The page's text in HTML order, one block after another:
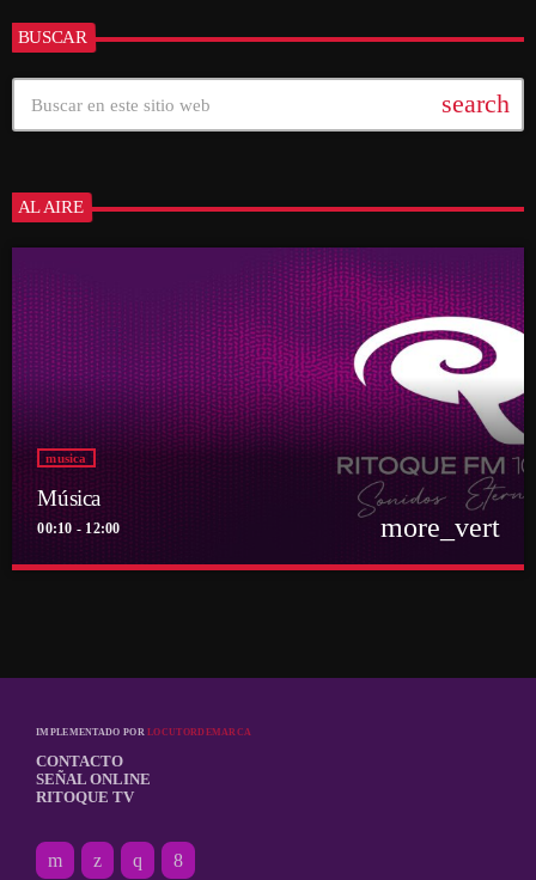
BUSCAR
search
AL AIRE
musica
Música
00:10 - 12:00 more_vert
Música
IMPLEMENTADO PORLOCUTORDEMARCA
CONTACTO
SEÑAL ONLINE
RITOQUE TV